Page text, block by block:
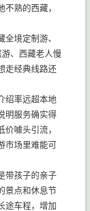
熟的西藏，
境定制游、
、西藏老人慢
走经典线路还
绍率远超本地
明服务确实得
噱头引流，
市场里难能可
带孩子的亲子
景点和休息节
途车程，增加